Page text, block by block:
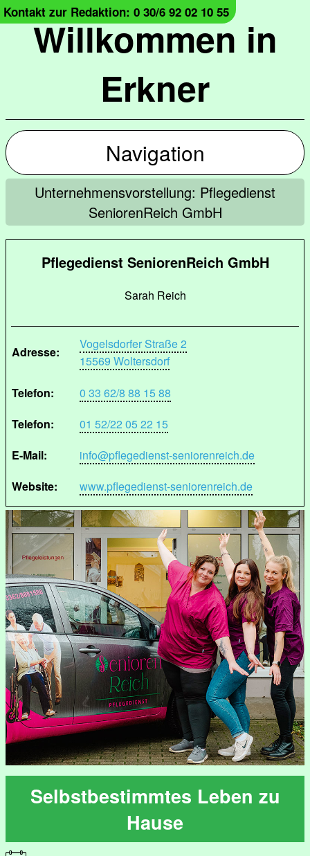
Willkommen in
Erkner
Kontakt zur Redaktion: 0 30/6 92 02 10 55
Navigation
Unternehmensvorstellung: Pflegedienst
SeniorenReich GmbH
Pflegedienst SeniorenReich GmbH
Sarah Reich
Adresse:
Vogelsdorfer Straße 2
15569 Woltersdorf
Telefon:
0 33 62/8 88 15 88
Telefon:
01 52/22 05 22 15
E-Mail:
info@pflegedienst-seniorenreich.de
Website:
www.pflegedienst-seniorenreich.de
Selbstbestimmtes Leben zu
Hause